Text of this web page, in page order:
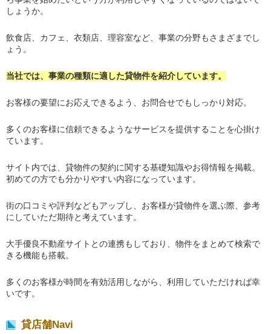
しょうか。
飲食店、カフェ、衣類店、理容室など、事業の分野もさまざまでし
ょう。
当社では、事業の種類に適した貸物件を紹介しています。
お客様の要望にお応えできるよう、お問合せでもしっかり対応。
多くのお客様に信頼できるようなサービスを提供することを心掛け
ています。
サイト内では、貸物件の契約に関する基礎知識やお得情報を掲載。
初めての方でも分かりやすい内容になっています。
街の口コミや評判などもアップし、お客様が貸物件を選ぶ際、参考
にしていただ期待と考えています。
大手優良不動産サイトとの連携もしており、物件をまとめて検索で
きる機能も搭載。
多くのお客様が時間を有効活用しながら、利用していただければ幸
いです。
貸店舗Navi